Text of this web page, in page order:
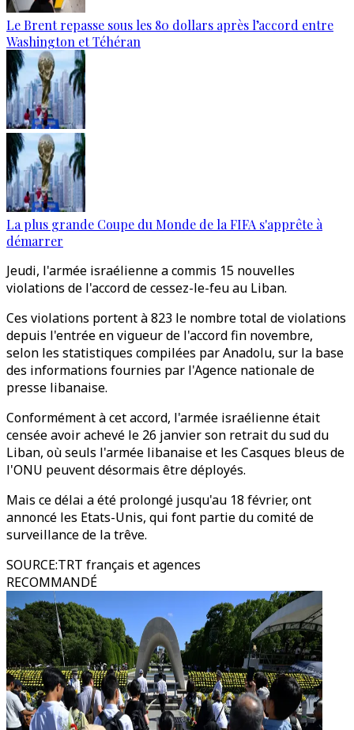
Le Brent repasse sous les 80 dollars après l’accord entre
Washington et Téhéran
La plus grande Coupe du Monde de la FIFA s'apprête à
démarrer
Jeudi, l'armée israélienne a commis 15 nouvelles
violations de l'accord de cessez-le-feu au Liban.
Ces violations portent à 823 le nombre total de violations
depuis l'entrée en vigueur de l'accord fin novembre,
selon les statistiques compilées par Anadolu, sur la base
des informations fournies par l'Agence nationale de
presse libanaise.
Conformément à cet accord, l'armée israélienne était
censée avoir achevé le 26 janvier son retrait du sud du
Liban, où seuls l'armée libanaise et les Casques bleus de
l'ONU peuvent désormais être déployés.
Mais ce délai a été prolongé jusqu'au 18 février, ont
annoncé les Etats-Unis, qui font partie du comité de
surveillance de la trêve.
SOURCE:TRT français et agences
RECOMMANDÉ